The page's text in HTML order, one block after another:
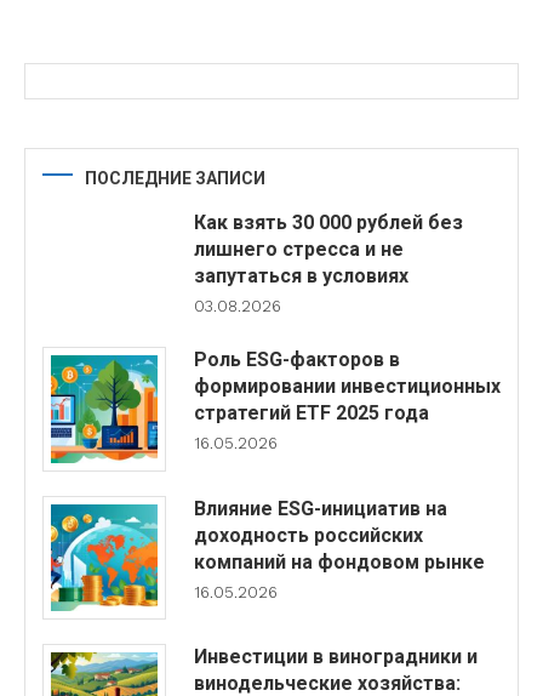
ПОСЛЕДНИЕ ЗАПИСИ
Как взять 30 000 рублей без
лишнего стресса и не
запутаться в условиях
03.08.2026
Роль ESG-факторов в
формировании инвестиционных
стратегий ETF 2025 года
16.05.2026
Влияние ESG-инициатив на
доходность российских
компаний на фондовом рынке
16.05.2026
Инвестиции в виноградники и
винодельческие хозяйства: